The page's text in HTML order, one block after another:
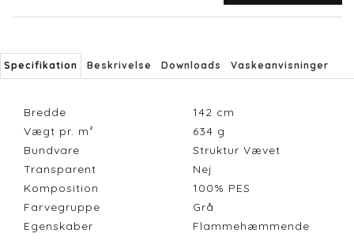
Specifikation Beskrivelse Downloads Vaskeanvisninger
Bredde 142 cm
Vægt pr. m²
634 g
Bundvare
Struktur Vævet
Transparent
Nej
Komposition
100% PES
Farvegruppe
Grå
Egenskaber
Flammehæmmende